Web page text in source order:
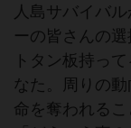
人島サバイバ
ーの皆さんの選
トタン板持っ
なた。周りの
命を奪われる